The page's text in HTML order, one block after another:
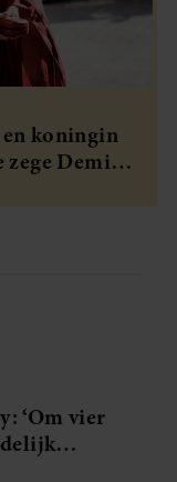
koningin
Demi
‘Om vier